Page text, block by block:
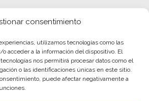
consentimiento
utilizamos tecnologías como las
acceder a la información del dispositivo. El
nos permitirá procesar datos como el
o las identificaciones únicas en este sitio.
puede afectar negativamente a